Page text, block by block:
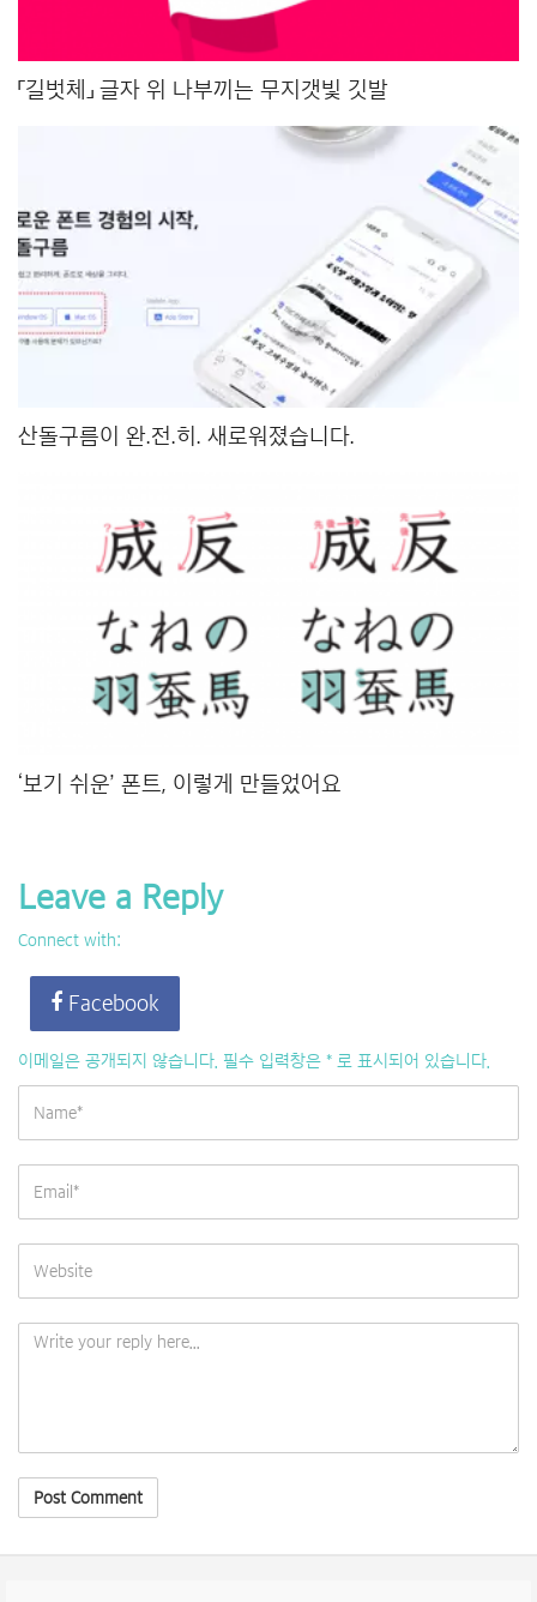
「길벗체」 글자 위 나부끼는 무지갯빛 깃발
산돌구름이 완.전.히. 새로워졌습니다.
‘보기 쉬운’ 폰트, 이렇게 만들었어요
Leave a Reply
Connect with:
Facebook
이메일은 공개되지 않습니다. 필수 입력창은 * 로 표시되어 있습니다.